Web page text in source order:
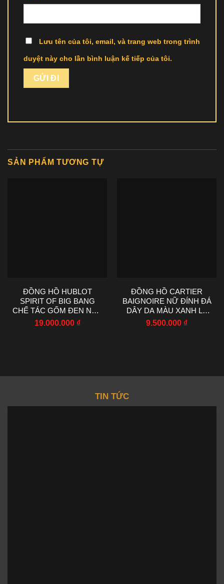
Lưu tên của tôi, email, và trang web trong trình
duyệt này cho lần bình luận kế tiếp của tôi.
SẢN PHẨM TƯƠNG TỰ
ĐỒNG HỒ HUBLOT
SPIRIT OF BIG BANG
CHẾ TÁC GỐM ĐEN NHÀ
MÁY AAA 42MM
19.000.000 ₫
ĐỒNG HỒ CARTIER
BAIGNOIRE NỮ ĐÍNH ĐÁ
DÂY DA MÀU XANH LÁ
AF FACTORY 23X31MM
9.500.000 ₫
TIN TỨC